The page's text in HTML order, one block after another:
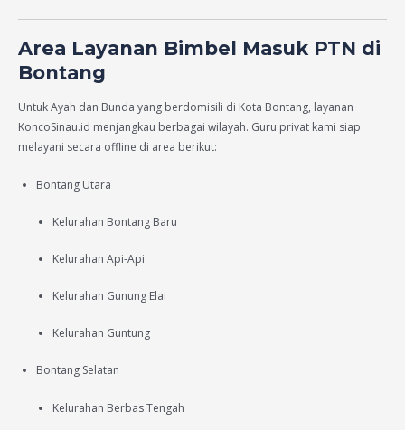
Area Layanan Bimbel Masuk PTN di
Bontang
Untuk Ayah dan Bunda yang berdomisili di Kota Bontang, layanan
KoncoSinau.id menjangkau berbagai wilayah. Guru privat kami siap
melayani secara offline di area berikut:
Bontang Utara
Kelurahan Bontang Baru
Kelurahan Api-Api
Kelurahan Gunung Elai
Kelurahan Guntung
Bontang Selatan
Kelurahan Berbas Tengah